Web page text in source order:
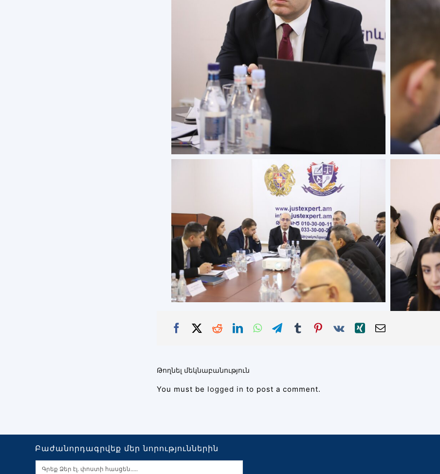
Թողնել մեկնաբանություն
You must be logged in to post a comment.
Բաժանորդագրվեք մեր նորություններին